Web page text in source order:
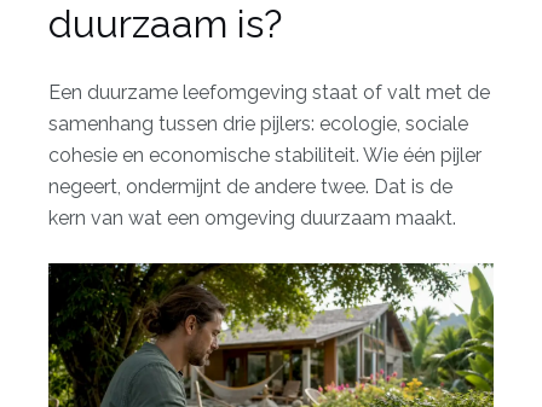
duurzaam is?
Een duurzame leefomgeving staat of valt met de
samenhang tussen drie pijlers: ecologie, sociale
cohesie en economische stabiliteit. Wie één pijler
negeert, ondermijnt de andere twee. Dat is de
kern van wat een omgeving duurzaam maakt.